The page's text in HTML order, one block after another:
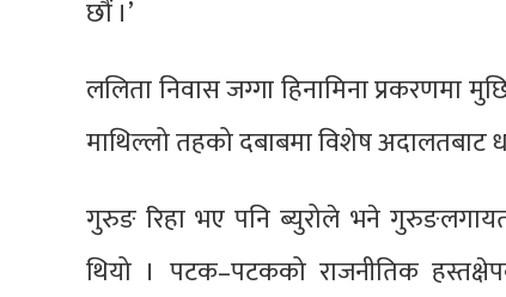
छौं ।’
ललिता निवास जग्गा हिनामिना प्रकरणमा
माथिल्लो तहको दबाबमा विशेष अदालतबाट
गुरुङ रिहा भए पनि ब्युरोले भने
थियो । पटक–पटकको राजनीतिक